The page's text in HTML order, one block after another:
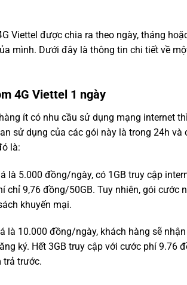
Viettel được chia ra theo ngày, tháng
mình. Dưới đây là thông tin chi tiết về
4G Viettel 1 ngày
ít có nhu cầu sử dụng mạng internet
sử dụng của các gói này là trong 24h và
là:
là 5.000 đồng/ngày, có 1GB truy cập
chỉ 9,76 đồng/50GB. Tuy nhiên, gói cước
khuyến mại.
là 10.000 đồng/ngày, khách hàng sẽ
ký. Hết 3GB truy cập với cước phí 9.76
trả trước.